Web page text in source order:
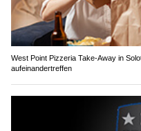
West Point Pizzeria Take-Away in
aufeinandertreffen